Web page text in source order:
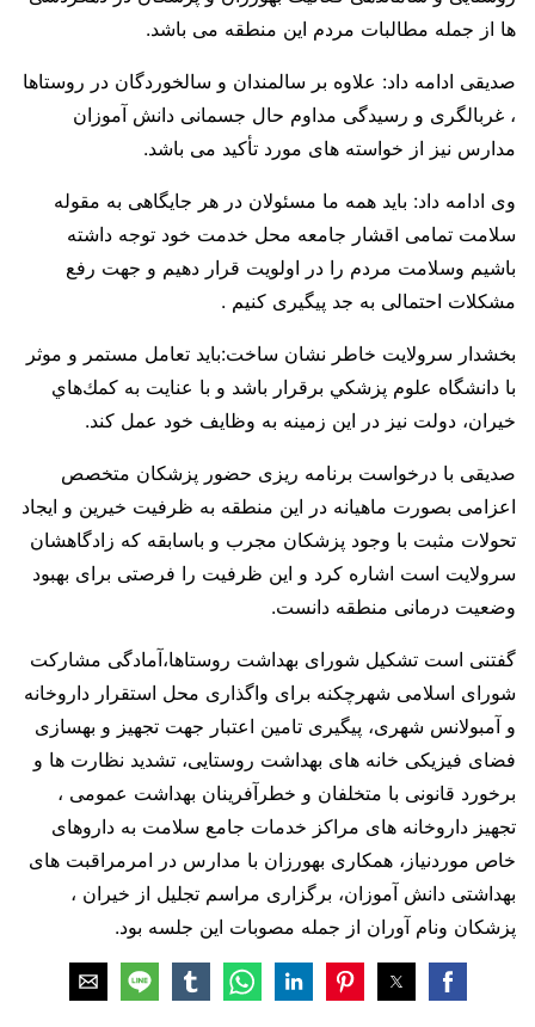
ها از جمله مطالبات مردم این منطقه می باشد.
صدیقی ادامه داد: علاوه بر سالمندان و سالخوردگان در روستاها
، غربالگری و رسیدگی مداوم حال جسمانی دانش آموزان
مدارس نیز از خواسته های مورد تأکید می باشد.
وی ادامه داد: باید همه ما مسئولان در هر جایگاهی به مقوله
سلامت تمامی اقشار جامعه محل خدمت خود توجه داشته
باشیم وسلامت مردم را در اولویت قرار دهیم و جهت رفع
مشکلات احتمالی به جد پیگیری کنیم .
بخشدار سرولایت خاطر نشان ساخت:بايد تعامل مستمر و موثر
با دانشگاه علوم پزشكي برقرار باشد و با عنايت به كمك‌هاي
خيران، دولت نيز در اين زمينه به وظايف خود عمل كند.
صدیقی با درخواست برنامه ریزی حضور پزشکان متخصص
اعزامی بصورت ماهیانه در این منطقه به ظرفیت خیرین و ایجاد
تحولات مثبت با وجود پزشکان مجرب و باسابقه که زادگاهشان
سرولایت است اشاره کرد و این ظرفیت را فرصتی برای بهبود
وضعیت درمانی منطقه دانست.
گفتنی است تشکیل شورای بهداشت روستاها،آمادگی مشارکت
شورای اسلامی شهرچکنه برای واگذاری محل استقرار داروخانه
و آمبولانس شهری، پیگیری تامین اعتبار جهت تجهیز و بهسازی
فضای فیزیکی خانه های بهداشت روستایی، تشدید نظارت ها و
برخورد قانونی با متخلفان و خطرآفرینان بهداشت عمومی ،
تجهیز داروخانه های مراکز خدمات جامع سلامت به داروهای
خاص موردنیاز، همکاری بهورزان با مدارس در امر‌مراقبت های
بهداشتی دانش آموزان، برگزاری مراسم تجلیل از خیران ،
پزشکان ونام آوران از جمله مصوبات این جلسه بود.